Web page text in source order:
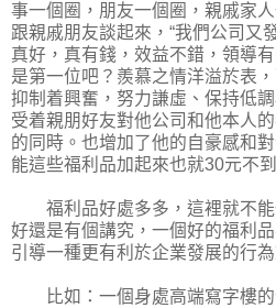
事一個圈，朋友一個圈，親戚家
跟親戚朋友談起來，“我們公司又
真好，真有錢，效益不錯，領導
是第一位吧？羨慕之情洋溢於表
抑制着興奮，努力謙虛、保持低
受着親朋好友對他公司和他本人
的同時。也增加了他的自豪感和
能這些福利品加起來也就30元不
福利品好處多多，這裡就不能
好還是有個講究，一個好的福利
引導一種更有利於企業發展的行為
比如：一個身處高端寫字樓的